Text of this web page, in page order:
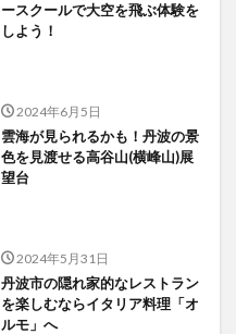
ースクールで大空を飛ぶ体験を
しよう！
2024年6月5日
雲海が見られるかも！丹波の景
色を見渡せる高谷山(横峰山)展
望台
2024年5月31日
丹波市の隠れ家的なレストラン
を楽しむならイタリア料理「オ
ルモ」へ